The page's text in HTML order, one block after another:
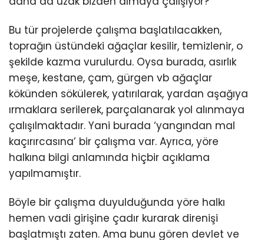
Bu tür projelerde çalışma başlatılacakken,
toprağın üstündeki ağaçlar kesilir, temizlenir, o
şekilde kazma vurulurdu. Oysa burada, asırlık
meşe, kestane, çam, gürgen vb ağaçlar
kökünden sökülerek, yatırılarak, yardan aşağıya
ırmaklara serilerek, parçalanarak yol alınmaya
çalışılmaktadır. Yani burada ‘yangından mal
kaçırırcasına’ bir çalışma var. Ayrıca, yöre
halkına bilgi anlamında hiçbir açıklama
yapılmamıştır.
Böyle bir çalışma duyulduğunda yöre halkı
hemen vadi girişine çadır kurarak direnişi
başlatmıştı zaten. Ama bunu gören devlet ve